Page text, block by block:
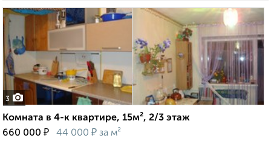
3
Комната в 4-к квартире, 15м², 2/3 этаж
660 000 ₽ 44 000 ₽ за м²